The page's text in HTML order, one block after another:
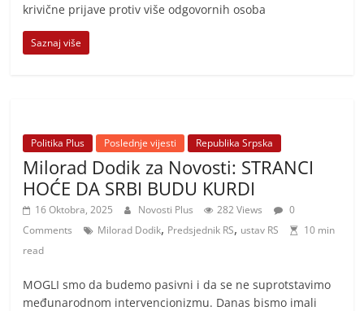
krivične prijave protiv više odgovornih osoba
Saznaj više
Politika Plus Poslednje vijesti Republika Srpska
Milorad Dodik za Novosti: STRANCI
HOĆE DA SRBI BUDU KURDI
16 Oktobra, 2025 Novosti Plus 282 Views
0
Comments
Milorad Dodik, Predsjednik RS, ustav RS
10 min
read
MOGLI smo da budemo pasivni i da se ne suprotstavimo
međunarodnom intervencionizmu. Danas bismo imali